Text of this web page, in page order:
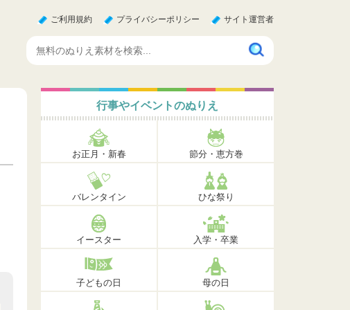
ご利用規約 プライバシーポリシー サイト運営者
行事やイベントのぬりえ
お正月・新春 節分・恵方巻
バレンタイン ひな祭り
イースター 入学・卒業
子どもの日 母の日